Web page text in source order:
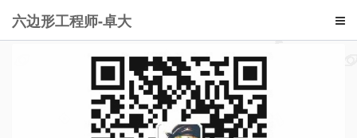
六边形工程师-卓大